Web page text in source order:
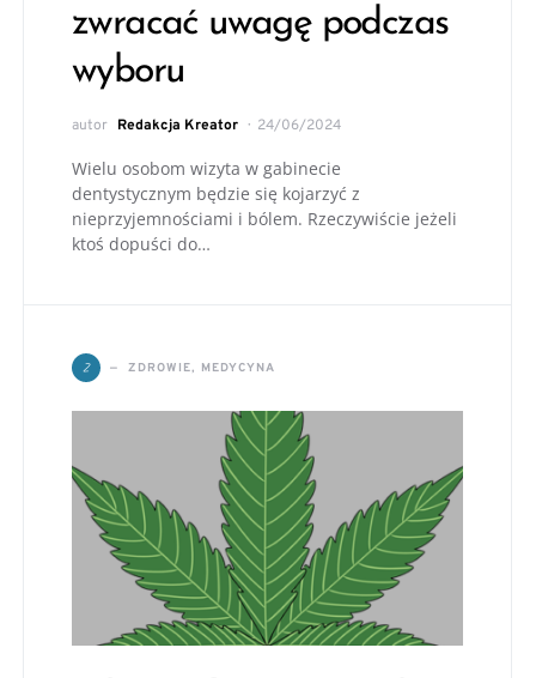
zwracać uwagę podczas
wyboru
autor Redakcja Kreator 24/06/2024
Wielu osobom wizyta w gabinecie
dentystycznym będzie się kojarzyć z
nieprzyjemnościami i bólem. Rzeczywiście jeżeli
ktoś dopuści do…
Z ZDROWIE, MEDYCYNA